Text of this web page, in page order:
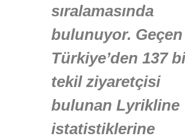
sıralamasında
bulunuyor. Geçen
Türkiye’den 137
tekil ziyaretçisi
bulunan Lyrikline
istatistiklerine